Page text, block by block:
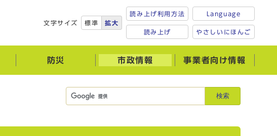
文字サイズ 標準 拡大
読み上げ利用方法
読み上げ
Language
やさしいにほんご
防災 市政情報 事業者向け情報
検索